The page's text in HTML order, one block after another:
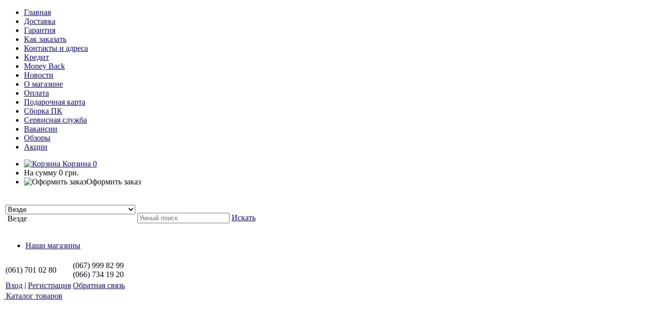
Главная
Доставка
Гарантия
Как заказать
Контакты и адреса
Кредит
Money Back
Новости
О магазине
Оплата
Подарочная карта
Сборка ПК
Сервисная служба
Вакансии
Обзоры
Акции
Корзина 0
На сумму 0 грн.
Оформить заказ
Везде Искать
Наши магазины
(061) 701 02 80
(067) 999 82 99
(066) 734 19 20
Вход | Регистрация Обратная связь
Каталог товаров